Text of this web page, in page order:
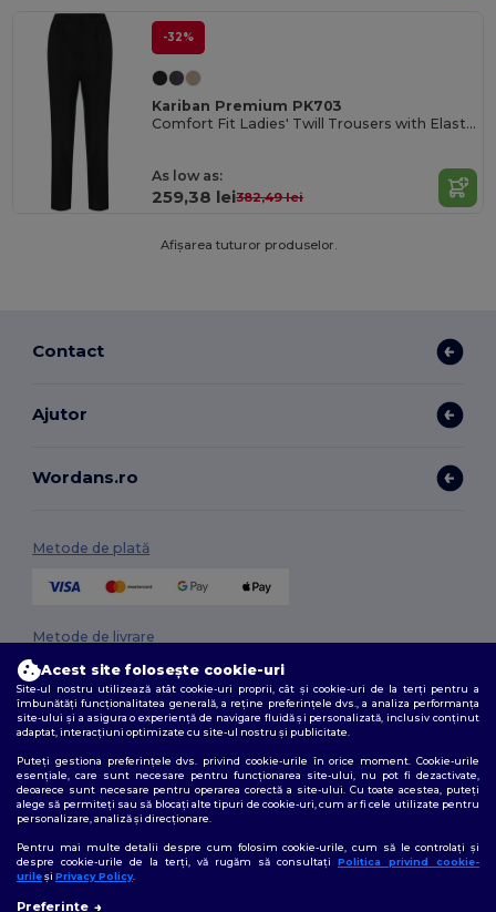
-32%
Kariban Premium PK703
Comfort Fit Ladies' Twill Trousers with Elastic Waist
As low as:
259,38 lei382,49 lei
Afișarea tuturor produselor.
Contact
Ajutor
Wordans.ro
Metode de plată
Metode de livrare
2026. Toate drepturile rezervate
Termeni și condiții
Urmărește-ne
Acest site folosește cookie-uri
Site-ul nostru utilizează atât cookie-uri proprii, cât și cookie-uri de la terți pentru a
îmbunătăți funcționalitatea generală, a reține preferințele dvs., a analiza performanța
site-ului și a asigura o experiență de navigare fluidă și personalizată, inclusiv conținut
adaptat, interacțiuni optimizate cu site-ul nostru și publicitate.
Puteți gestiona preferințele dvs. privind cookie-urile în orice moment. Cookie-urile
esențiale, care sunt necesare pentru funcționarea site-ului, nu pot fi dezactivate,
deoarece sunt necesare pentru operarea corectă a site-ului. Cu toate acestea, puteți
alege să permiteți sau să blocați alte tipuri de cookie-uri, cum ar fi cele utilizate pentru
personalizare, analiză și direcționare.
Pentru mai multe detalii despre cum folosim cookie-urile, cum să le controlați și
despre cookie-urile de la terți, vă rugăm să consultați Politica privind cookie-
urileși Privacy Policy.
Preferințe